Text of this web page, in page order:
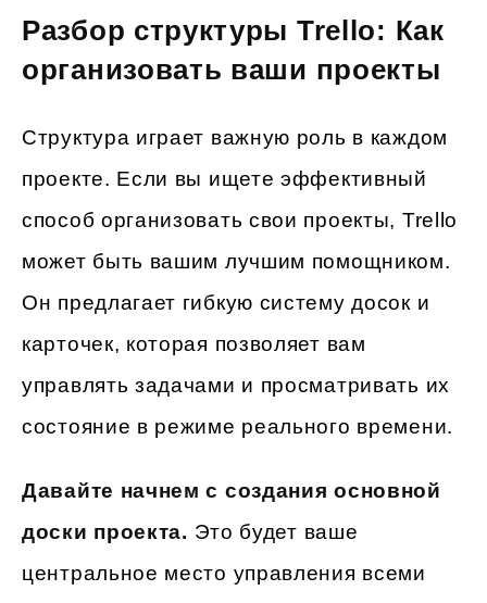
Разбор структуры Trello: Как
организовать ваши проекты
Структура играет важную роль в каждом
проекте. Если вы ищете эффективный
способ организовать свои проекты, Trello
может быть вашим лучшим помощником.
Он предлагает гибкую систему досок и
карточек, которая позволяет вам
управлять задачами и просматривать их
состояние в режиме реального времени.
Давайте начнем с создания основной
доски проекта. Это будет ваше
центральное место управления всеми